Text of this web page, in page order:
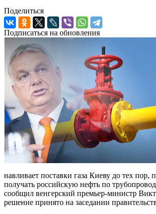
Поделиться
Подписаться на обновления
навливает поставки газа Киеву до тех пор,
получать российскую нефть по
сообщил венгерский премьер-министр
решение принято на заседании